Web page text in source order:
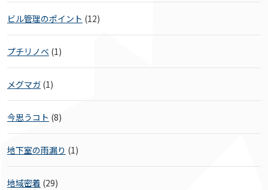
ビル管理のポイント (12)
プチリノベ (1)
メグマガ (1)
今思うコト (8)
地下室の雨漏り (1)
地域密着 (29)